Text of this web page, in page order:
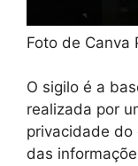
Foto de Canva
O sigilo é a
realizada por
privacidade do
das